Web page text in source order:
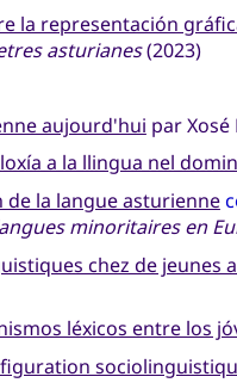
la representación
asturianes(2023)
aujourd'hui par Xosé
a la llingua nel
de la langue asturienne
minoritaires en
chez de jeunes
léxicos entre los